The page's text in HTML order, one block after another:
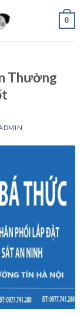
0
Thường